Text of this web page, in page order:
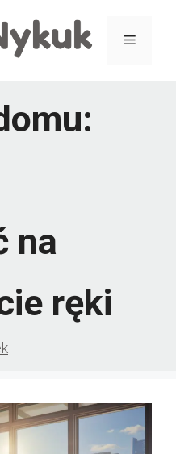
Menu
na
ręki